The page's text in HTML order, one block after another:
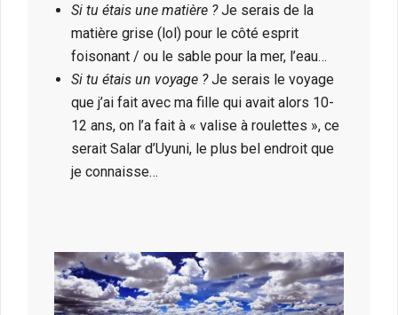
Si tu étais une matière ?Je serais de la
matière grise (lol) pour le côté esprit
foisonant / ou le sable pour la mer, l’eau…
Si tu étais un voyage ?Je serais le voyage
que j’ai fait avec ma fille qui avait alors 10-
12 ans, on l’a fait à « valise à roulettes », ce
serait Salar d’Uyuni, le plus bel endroit que
je connaisse…